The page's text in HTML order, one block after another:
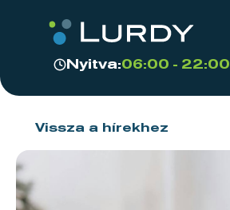
Nyitva:06:00 - 22:00
Vissza a hírekhez